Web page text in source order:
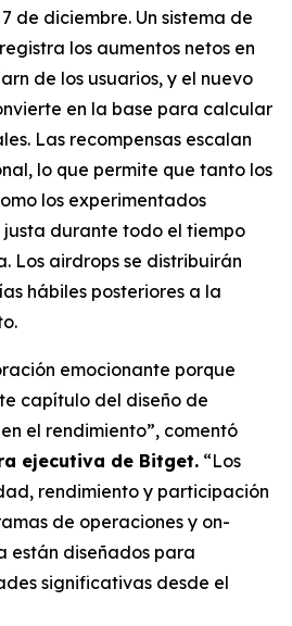
de diciembre. Un sistema de
los aumentos netos en
de los usuarios, y el nuevo
en la base para calcular
Las recompensas escalan
lo que permite que tanto los
los experimentados
durante todo el tiempo
Los airdrops se distribuirán
hábiles posteriores a la
emocionante porque
capítulo del diseño de
el rendimiento”, comentó
ejecutiva de Bitget. “Los
rendimiento y participación
de operaciones y on-
están diseñados para
significativas desde el